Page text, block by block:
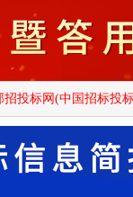
招投标网(中国招标投